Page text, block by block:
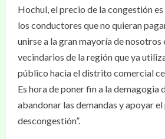
Hochul, el precio de la congestión
los conductores que no quieran
unirse a la gran mayoría de nosotros
vecindarios de la región que ya
público hacia el distrito comercial
Es hora de poner fin a la demagogia
abandonar las demandas y apoyar
descongestión”.